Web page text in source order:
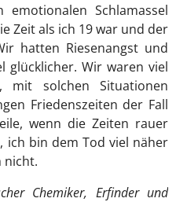
Schlamassel
Zeit als ich 19 war und der
hatten Riesenangst und
glücklicher. Wir waren viel
mit solchen Situationen
Friedenszeiten der Fall
wenn die Zeiten rauer
ich bin dem Tod viel näher
nicht.
Chemiker, Erfinder und